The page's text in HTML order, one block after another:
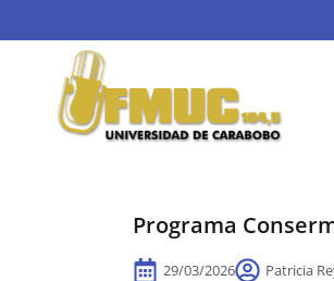
Programa
29/03/2026 Patricia